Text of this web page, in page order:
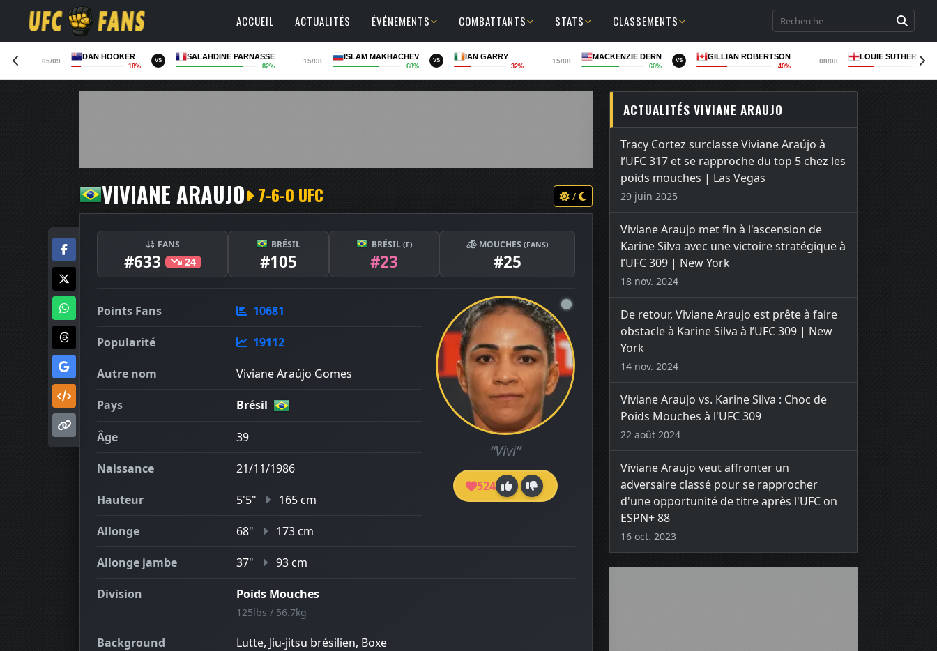
ACCUEIL ACTUALITÉS ÉVÉNEMENTS COMBATTANTS STATS CLASSEMENTS
05/09
DAN HOOKER
18%
VS SALAHDINE PARNASSE
82%
15/08
ISLAM MAKHACHEV
68%
VS IAN GARRY
32%
15/08
MACKENZIE DERN
60%
VS GILLIAN ROBERTSON
40%
08/08
LOUIE
VIVIANE ARAUJO 7-6-0 UFC /
FANS
#633 24
BRÉSIL
#105
BRÉSIL (F)
#23
MOUCHES (FANS)
#25
“Vivi”
524
Points Fans 10681
Popularité 19112
Autre nom Viviane Araújo Gomes
Pays Brésil
Âge 39
Naissance 21/11/1986
Hauteur 5'5" 165 cm
Allonge 68" 173 cm
Allonge jambe 37" 93 cm
Division Poids Mouches
125lbs / 56.7kg
Background Lutte, Jiu-jitsu brésilien, Boxe
ACTUALITÉS VIVIANE ARAUJO
Tracy Cortez surclasse Viviane Araújo à
l’UFC 317 et se rapproche du top 5 chez les
poids mouches | Las Vegas
29 juin 2025
Viviane Araujo met fin à l'ascension de
Karine Silva avec une victoire stratégique à
l’UFC 309 | New York
18 nov. 2024
De retour, Viviane Araujo est prête à faire
obstacle à Karine Silva à l’UFC 309 | New
York
14 nov. 2024
Viviane Araujo vs. Karine Silva : Choc de
Poids Mouches à l'UFC 309
22 août 2024
Viviane Araujo veut affronter un
adversaire classé pour se rapprocher
d'une opportunité de titre après l'UFC on
ESPN+ 88
16 oct. 2023